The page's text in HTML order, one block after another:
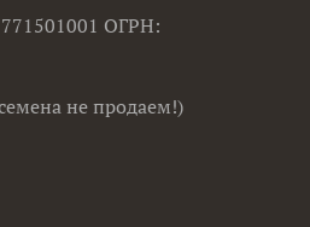
ОГРН:
не продаем!)